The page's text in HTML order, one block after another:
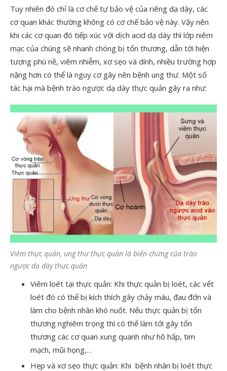
Tuy nhiên đó chỉ là cơ chế tự bảo vệ của riêng dạ dày, các
cơ quan khác thường không có cơ chế bảo vệ này. Vậy nên
khi các cơ quan đó tiếp xúc với dịch acid dạ dày thì lớp niêm
mạc của chúng sẽ nhanh chóng bị tổn thương, dẫn tới hiện
tượng phù nề, viêm nhiễm, xơ sẹo và dính, nhiều trường hợp
nặng hơn có thể là nguy cơ gây nên bệnh ung thư. Một số
tác hại mà bệnh trào ngược dạ dày thực quản gây ra như:
Viêm thực quản, ung thư thực quản là biến chứng của trào
ngược dạ dày thực quản
Viêm loét tại thực quản: Khi thực quản bị loét, các vết
loét đó có thể bị kích thích gây chảy máu, đau đớn và
làm cho bệnh nhân khó nuốt. Nếu thực quản bị tổn
thương nghiêm trọng thì có thể làm tới gây tổn
thương các cơ quan xung quanh như hô hấp, tim
mạch, mũi họng,…
Hẹp và xơ sẹo thực quản: Khi bệnh nhân bị loét thực